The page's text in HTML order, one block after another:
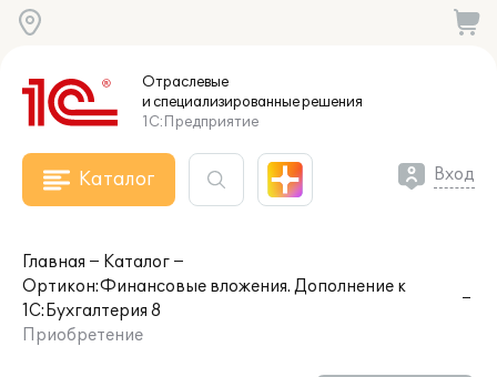
Отраслевые
и специализированныерешения
1С:Предприятие
Каталог Вход
Главная
Каталог
Ортикон:Финансовые вложения. Дополнение к
1С:Бухгалтерия 8
Приобретение